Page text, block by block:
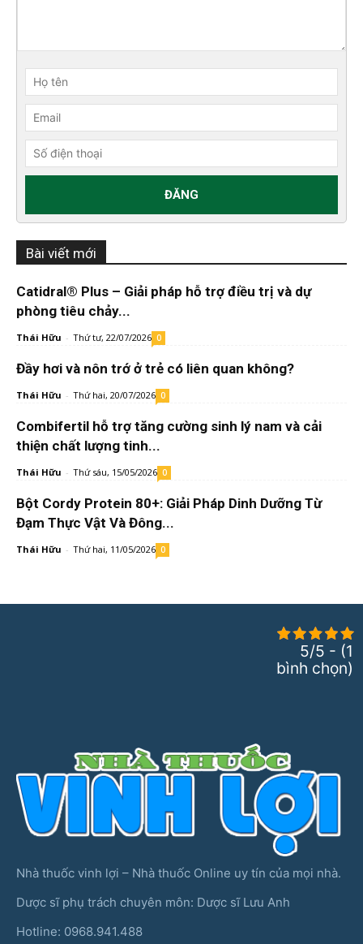
Bài viết mới
Catidral® Plus – Giải pháp hỗ trợ điều trị và dự
phòng tiêu chảy...
Thái Hữu - Thứ tư, 22/07/2026 0
Đầy hơi và nôn trớ ở trẻ có liên quan không?
Thái Hữu - Thứ hai, 20/07/2026 0
Combifertil hỗ trợ tăng cường sinh lý nam và cải
thiện chất lượng tinh...
Thái Hữu - Thứ sáu, 15/05/2026 0
Bột Cordy Protein 80+: Giải Pháp Dinh Dưỡng Từ
Đạm Thực Vật Và Đông...
Thái Hữu - Thứ hai, 11/05/2026 0
5/5 - (1
bình chọn)
Nhà thuốc vinh lợi – Nhà thuốc Online uy tín của mọi nhà.
Dược sĩ phụ trách chuyên môn: Dược sĩ Lưu Anh
Hotline: 0968.941.488